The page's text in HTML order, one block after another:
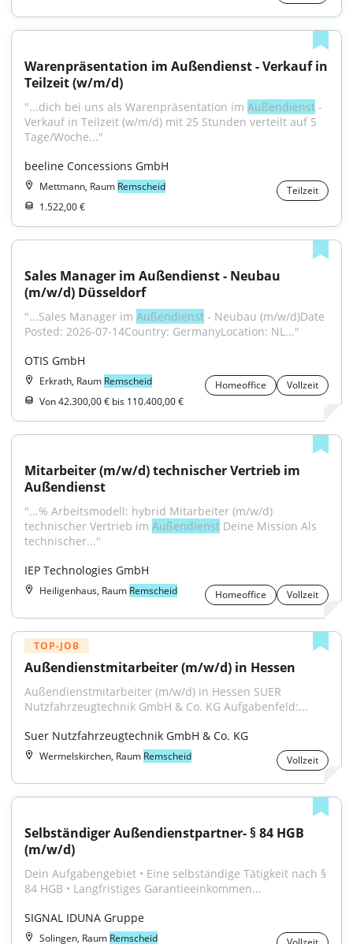
Warenpräsentation im Außendienst - Verkauf in
Teilzeit (w/m/d)
"...dich bei uns als Warenpräsentation im Außendienst -
Verkauf in Teilzeit (w/m/d) mit 25 Stunden verteilt auf 5
Tage/Woche..."
beeline Concessions GmbH
Mettmann, Raum Remscheid
Teilzeit
1.522,00 €
Sales Manager im Außendienst - Neubau
(m/w/d) Düsseldorf
"...Sales Manager im Außendienst - Neubau (m/w/d)Date
Posted: 2026-07-14Country: GermanyLocation: NL..."
OTIS GmbH
Erkrath, Raum Remscheid Homeoffice
Vollzeit
Von 42.300,00 € bis 110.400,00 €
Mitarbeiter (m/w/d) technischer Vertrieb im
Außendienst
"...% Arbeitsmodell: hybrid Mitarbeiter (m/w/d)
technischer Vertrieb im Außendienst Deine Mission Als
technischer..."
IEP Technologies GmbH
Heiligenhaus, Raum Remscheid Homeoffice Vollzeit
TOP-JOB
Außendienstmitarbeiter (m/w/d) in Hessen
Außendienstmitarbeiter (m/w/d) in Hessen SUER
Nutzfahrzeugtechnik GmbH & Co. KG Aufgabenfeld:...
Suer Nutzfahrzeugtechnik GmbH & Co. KG
Wermelskirchen, Raum Remscheid Vollzeit
Selbständiger Außendienstpartner- § 84 HGB
(m/w/d)
Dein Aufgabengebiet • Eine selbständige Tätigkeit nach §
84 HGB • Langfristiges Garantieeinkommen...
SIGNAL IDUNA Gruppe
Solingen, Raum Remscheid